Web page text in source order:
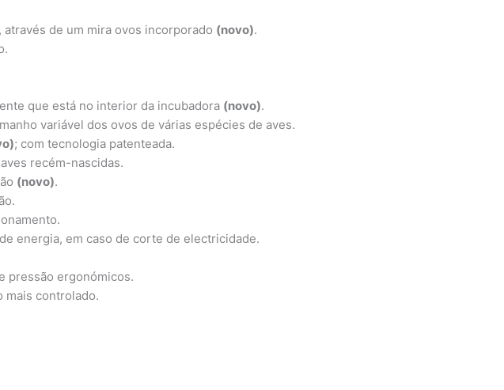
de um mira ovos incorporado (novo).
que está no interior da incubadora (novo).
variável dos ovos de várias espécies de aves.
; com tecnologia patenteada.
recém-nascidas.
(novo).
energia, em caso de corte de electricidade.
pressão ergonómicos.
mais controlado.